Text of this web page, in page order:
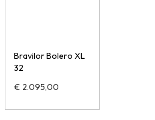
Bravilor Bolero XL
32
€ 2.095,00